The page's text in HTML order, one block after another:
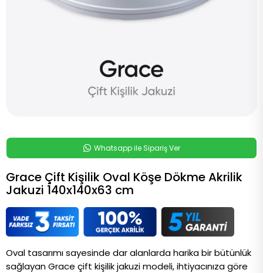
Whatsapp ile Sipariş Ver
Grace Çift Kişilik Oval Köşe Dökme Akrilik
Jakuzi 140x140x63 cm
Oval tasarımı sayesinde dar alanlarda harika bir bütünlük
sağlayan Grace çift kişilik jakuzi modeli, ihtiyacınıza göre